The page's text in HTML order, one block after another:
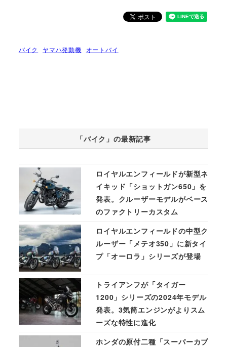
バイク ヤマハ発動機 オートバイ
「バイク」の最新記事
ロイヤルエンフィールドが新型ネ
イキッド「ショットガン650」を
発表。クルーザーモデルがベース
のファクトリーカスタム
ロイヤルエンフィールドの中型ク
ルーザー「メテオ350」に新タイ
プ「オーロラ」シリーズが登場
トライアンフが「タイガー
1200」シリーズの2024年モデル
発表。3気筒エンジンがよりスム
ーズな特性に進化
ホンダの原付二種「スーパーカブ